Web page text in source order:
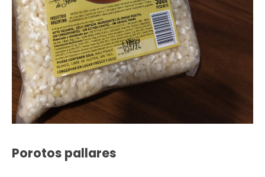
Porotos pallares